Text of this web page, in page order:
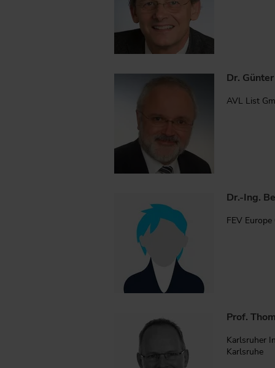
Dr.
AVL List
Dr.-Ing.
FEV
Prof.
Karlsruher
Karlsruhe